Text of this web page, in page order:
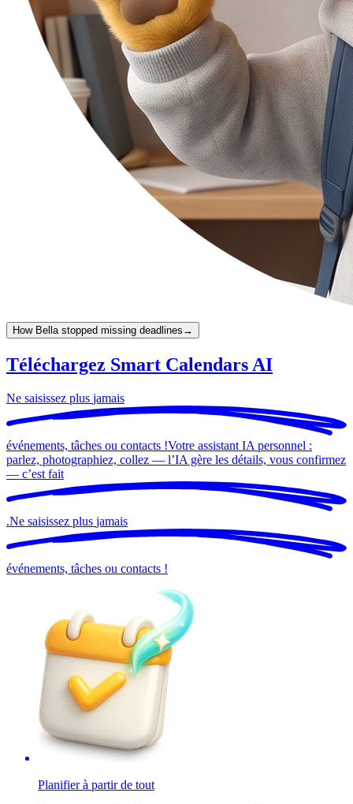
How Bella stopped missing deadlines →
Téléchargez Smart Calendars AI
Ne saisissez plus jamais
événements, tâches ou contacts !Votre assistant IA personnel :
parlez, photographiez, collez — l’IA gère les détails, vous confirmez
— c’est fait
.Ne saisissez plus jamais
événements, tâches ou contacts !
Planifier à partir de tout